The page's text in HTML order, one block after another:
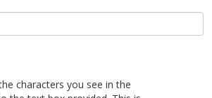
characters you see in the